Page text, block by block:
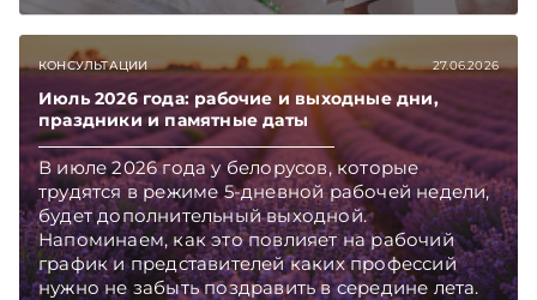
КОНСУЛЬТАЦИИ 27.06.2026
Июль 2026 года: рабочие и выходные дни,
праздники и памятные даты
В июле 2026 года у белорусов, которые
трудятся в режиме 5-дневной рабочей недели,
будет дополнительный выходной.
Напоминаем, как это повлияет на рабочий
график и представителей каких профессий
нужно не забыть поздравить в середине лета.